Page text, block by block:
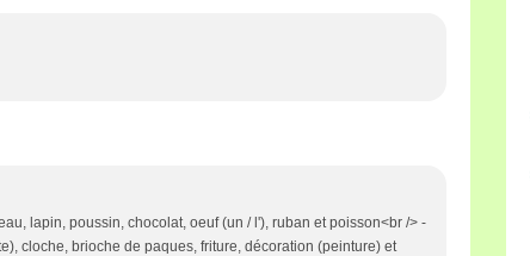
lapin, poussin, chocolat, oeuf (un / l'), ruban et poisson<br /> -
cloche, brioche de paques, friture, décoration (peinture) et